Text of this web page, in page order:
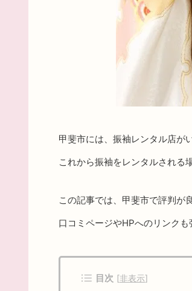
甲斐市には、振袖レンタル店が
これから振袖をレンタルされる
この記事では、甲斐市で評判が
口コミページやHPへのリンクも
目次 [非表示]